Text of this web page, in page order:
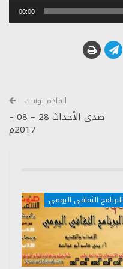
00:00
القادم بوست
صدى الأحداث 28 – 08 –
2017م
البرنامج الثقافي اليومي